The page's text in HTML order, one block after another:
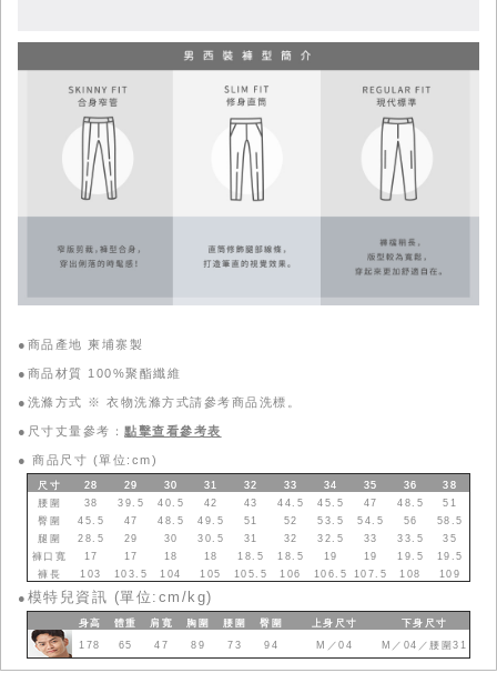
●商品產地 柬埔寨製
●商品材質 100%聚酯纖維
●洗滌方式 ※ 衣物洗滌方式請參考商品洗標。
●尺寸丈量參考： 點擊查看參考表
● 商品尺寸 (單位:cm)
尺寸 28 29 30 31 32 33 34 35 36
38
腰圍
38 39.5 40.5 42 43 44.5 45.5 47 48.5
51
臀圍
45.5 47 48.5 49.5 51 52 53.5 54.5 56
58.5
腿圍
28.5 29 30 30.5 31 32 32.5 33 33.5
35
褲口寬
17 17 18 18 18.5 18.5 19 19 19.5
19.5
褲長
103 103.5 104 105 105.5 106 106.5 107.5 108 109
● 模特兒資訊 (單位:cm/kg)
身高 體重 肩寬 胸圍 腰圍 臀圍 上身 尺寸 下身 尺寸
178
65 47 89 73 94 M／04 M／04／腰圍31